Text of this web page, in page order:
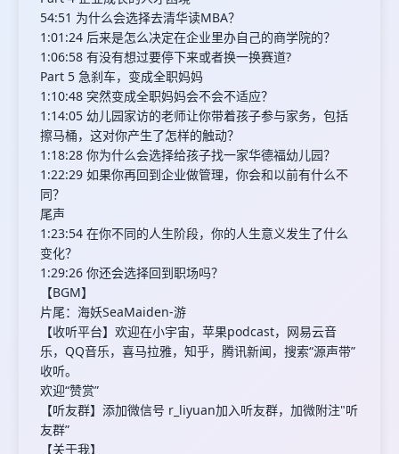
54:51 为什么会选择去清华读MBA？
1:01:24 后来是怎么决定在企业里办自己的商学院的？
1:06:58 有没有想过要停下来或者换一换赛道?
Part 5 急刹车，变成全职妈妈
1:10:48 突然变成全职妈妈会不会不适应？
1:14:05 幼儿园家访的老师让你带着孩子参与家务，包括
擦马桶，这对你产生了怎样的触动？
1:18:28 你为什么会选择给孩子找一家华德福幼儿园？
1:22:29 如果你再回到企业做管理，你会和以前有什么不
同？
尾声
1:23:54 在你不同的人生阶段，你的人生意义发生了什么
变化？
1:29:26 你还会选择回到职场吗？
【BGM】
片尾：海妖SeaMaiden-游
【收听平台】欢迎在小宇宙，苹果podcast，网易云音
乐，QQ音乐，喜马拉雅，知乎，腾讯新闻，搜索“源声带”
收听。
欢迎“赞赏”
【听友群】添加微信号 r_liyuan加入听友群，加微附注"听
友群”
【关于我】